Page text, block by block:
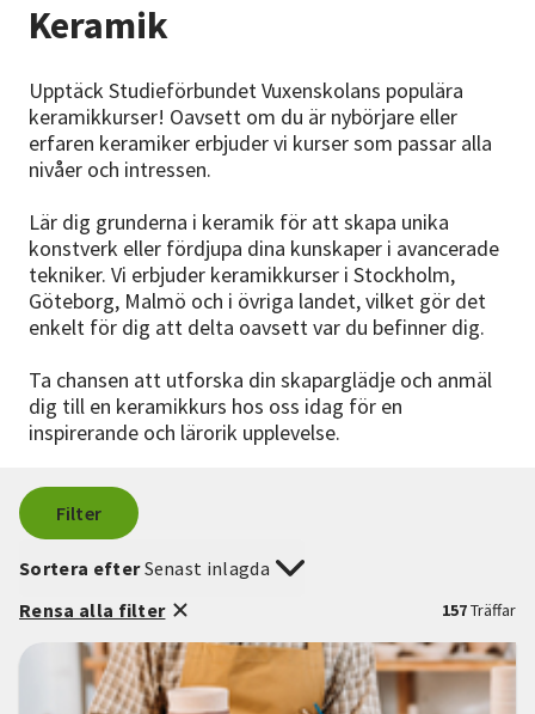
Lyssna
Keramik
Upptäck Studieförbundet Vuxenskolans populära
keramikkurser! Oavsett om du är nybörjare eller
erfaren keramiker erbjuder vi kurser som passar alla
nivåer och intressen.
Lär dig grunderna i keramik för att skapa unika
konstverk eller fördjupa dina kunskaper i avancerade
tekniker. Vi erbjuder keramikkurser i Stockholm,
Göteborg, Malmö och i övriga landet, vilket gör det
enkelt för dig att delta oavsett var du befinner dig.
Ta chansen att utforska din skaparglädje och anmäl
dig till en keramikkurs hos oss idag för en
inspirerande och lärorik upplevelse.
Filter
157Träffar
Sortera efterSenast inlagda
Rensa alla filter